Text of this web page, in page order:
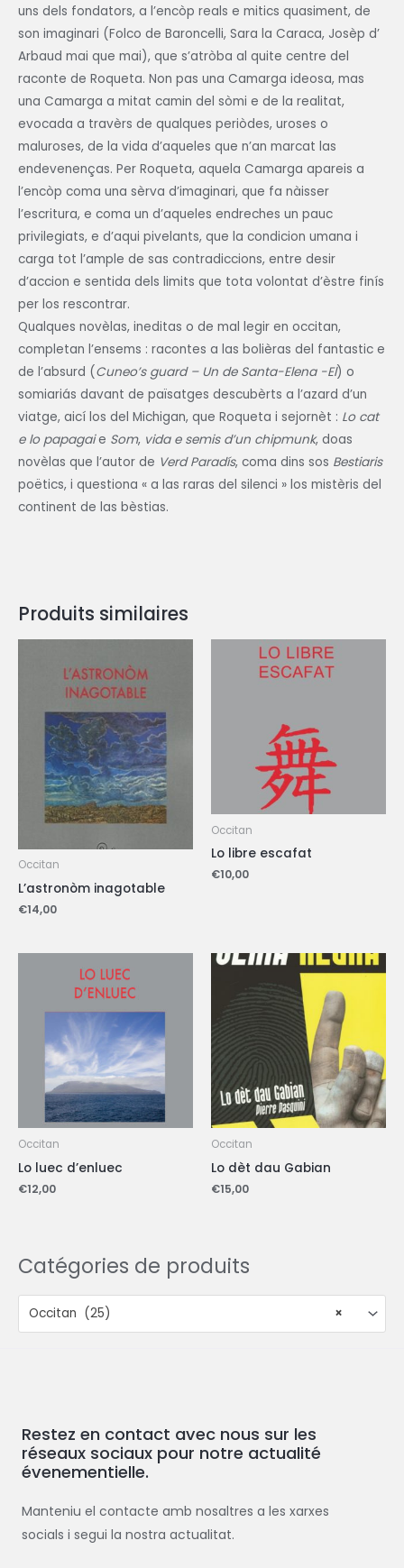
uns dels fondators, a l’encòp reals e mitics quasiment, de
son imaginari (Folco de Baroncelli, Sara la Caraca, Josèp d’
Arbaud mai que mai), que s’atròba al quite centre del
raconte de Roqueta. Non pas una Camarga ideosa, mas
una Camarga a mitat camin del sòmi e de la realitat,
evocada a travèrs de qualques periòdes, uroses o
maluroses, de la vida d’aqueles que n’an marcat las
endevenenças. Per Roqueta, aquela Camarga apareis a
l’encòp coma una sèrva d’imaginari, que fa nàisser
l’escritura, e coma un d’aqueles endreches un pauc
privilegiats, e d’aqui pivelants, que la condicion umana i
carga tot l’ample de sas contradiccions, entre desir
d’accion e sentida dels limits que tota volontat d’èstre finís
per los rescontrar.
Qualques novèlas, ineditas o de mal legir en occitan,
completan l’ensems : racontes a las bolièras del fantastic e
de l’absurd (Cuneo’s guard – Un de Santa-Elena -El) o
somiariás davant de païsatges descubèrts a l’azard d’un
viatge, aicí los del Michigan, que Roqueta i sejornèt : Lo cat
e lo papagaie Som, vida e semis d’un chipmunk, doas
novèlas que l’autor de Verd Paradís, coma dins sos Bestiaris
poëtics, i questiona « a las raras del silenci » los mistèris del
continent de las bèstias.
Produits similaires
Occitan
L’astronòm inagotable
€14,00
Occitan
Lo libre escafat
€10,00
Occitan
Lo luec d’enluec
€12,00
Occitan
Lo dèt dau Gabian
€15,00
Catégories de produits
×
Occitan (25)
Restez en contact avec nous sur les
réseaux sociaux pour notre actualité
évenementielle.
Manteniu el contacte amb nosaltres a les xarxes
socials i segui la nostra actualitat.